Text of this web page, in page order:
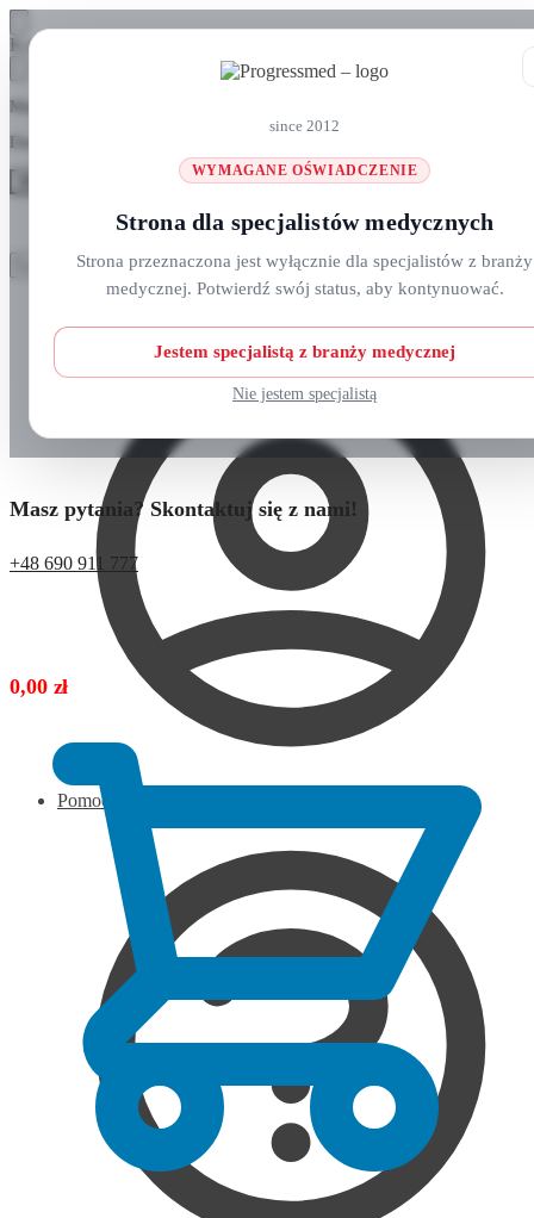
since 2012
WYMAGANE OŚWIADCZENIE
Strona dla specjalistów medycznych
Strona przeznaczona jest wyłącznie dla specjalistów z branży
medycznej. Potwierdź swój status, aby kontynuować.
Jestem specjalistą z branży medycznej
Nie jestem specjalistą
Skip
navigation
Skip
content
Koszyk
Masz pytania? Zadzwoń do nas: +48 690 911 777
Szukaj
Pomoc
Szukaj
O nas
Kursy i wydarzenia
Masz pytania? Skontaktuj się z nami!
+48 690 911 777
0,00 zł